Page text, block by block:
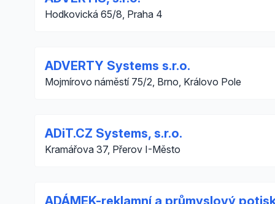
Hodkovická 65/8, Praha 4
ADVERTY Systems s.r.o.
Mojmírovo náměstí 75/2, Brno, Královo Pole
ADiT.CZ Systems, s.r.o.
Kramářova 37, Přerov I-Město
ADÁMEK-reklamní a průmyslový